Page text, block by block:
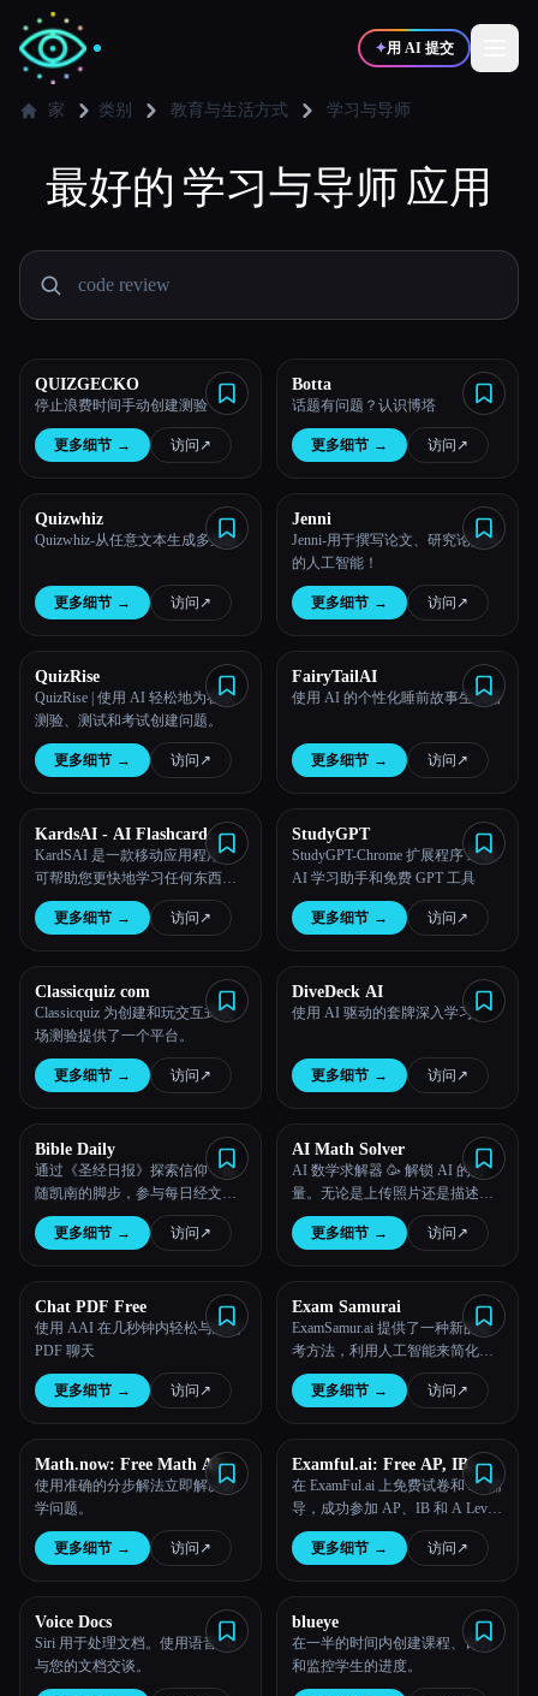
✦用 AI 提交
✍️写作者 🎨设计师
💻 📈
博客
比较工具
所有分类
家 类别 教育与生活方式 学习与导师
最好的 学习与导师应用
QUIZGECKO
停止浪费时间手动创建测验
更多细节 → 访问 ↗︎
Botta
话题有问题？认识博塔
更多细节 → 访问 ↗︎
Quizwhiz
Quizwhiz-从任意文本生成多选题
更多细节 → 访问 ↗︎
Jenni
Jenni-用于撰写论文、研究论文等
的人工智能！
更多细节 → 访问 ↗︎
QuizRise
QuizRise | 使用 AI 轻松地为在线
测验、测试和考试创建问题。
更多细节 → 访问 ↗︎
FairyTailAI
使用 AI 的个性化睡前故事生成器
更多细节 → 访问 ↗︎
KardsAI - AI Flashcard
Maker
KardSAI 是一款移动应用程序，
可帮助您更快地学习任何东西。
它会根据任何 PDF、文本或提示
自动生成抽认卡。间隔重复学
更多细节 → 访问 ↗︎
StudyGPT
StudyGPT-Chrome 扩展程序 终极
AI 学习助手和免费 GPT 工具
更多细节 → 访问 ↗︎
Classicquiz com
Classicquiz 为创建和玩交互式现
场测验提供了一个平台。
更多细节 → 访问 ↗︎
DiveDeck AI
使用 AI 驱动的套牌深入学习。
更多细节 → 访问 ↗︎
Bible Daily
通过《圣经日报》探索信仰：跟
随凯南的脚步，参与每日经文对
话，加深你的理解和精神成长
——随时随地上主日学。
更多细节 → 访问 ↗︎
AI Math Solver
AI 数学求解器 🥳 解锁 AI 的力
量。无论是上传照片还是描述数
学问题，我们先进的多模态人工
智能都可以帮助您逐步解决数学
更多细节 → 访问 ↗︎
Chat PDF Free
使用 AAI 在几秒钟内轻松与您的
PDF 聊天
更多细节 → 访问 ↗︎
Exam Samurai
ExamSamur.ai 提供了一种新的备
考方法，利用人工智能来简化和
改进学习流程。
更多细节 → 访问 ↗︎
Math.now: Free Math AI
Solver powered by math
GPT
使用准确的分步解法立即解决数
学问题。
更多细节 → 访问 ↗︎
Examful.ai: Free AP, IB,
and A-Level Past Papers and
Tutoring
在 ExamFul.ai 上免费试卷和 AI 辅
导，成功参加 AP、IB 和 A Level
考试！
更多细节 → 访问 ↗︎
Voice Docs
Siri 用于处理文档。使用语音 AI
与您的文档交谈。
blueye
在一半的时间内创建课程、评分
和监控学生的进度。